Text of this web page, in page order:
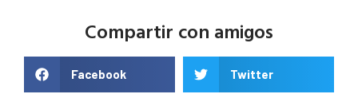
Compartir con amigos
Facebook Twitter